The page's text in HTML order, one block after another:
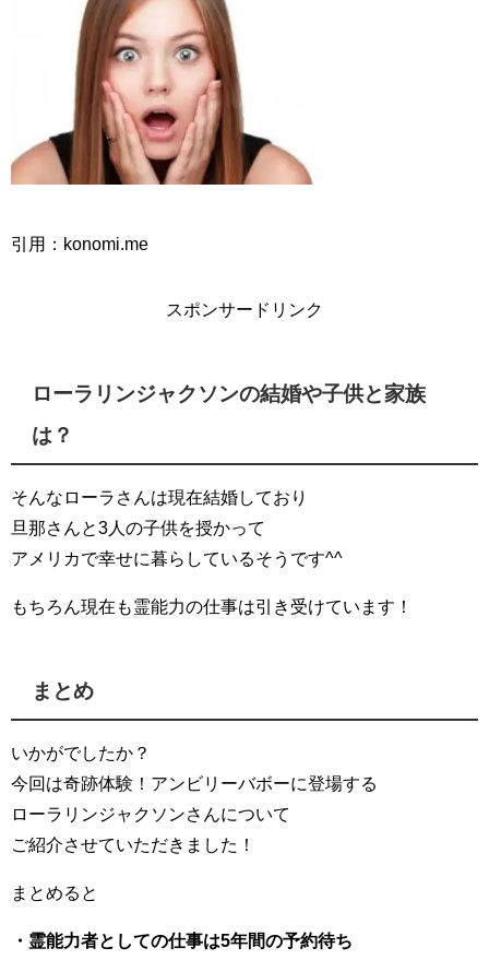
引用：konomi.me
スポンサードリンク
ローラリンジャクソンの結婚や子供と家族
は？
そんなローラさんは現在結婚しており
旦那さんと3人の子供を授かって
アメリカで幸せに暮らしているそうです^^
もちろん現在も霊能力の仕事は引き受けています！
まとめ
いかがでしたか？
今回は奇跡体験！アンビリーバボーに登場する
ローラリンジャクソンさんについて
ご紹介させていただきました！
まとめると
・霊能力者としての仕事は5年間の予約待ち